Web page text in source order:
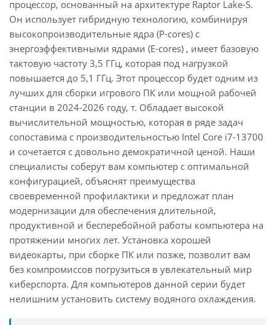
процессор, основанный на архитектуре Raptor Lake-S.
Он использует гибридную технологию, комбинируя
высокопроизводительные ядра (P-cores) с
энергоэффективными ядрами (E-cores) , имеет базовую
тактовую частоту 3,5 ГГц, которая под нагрузкой
повышается до 5,1 ГГц. Этот процессор будет одним из
лучших для сборки игрового ПК или мощной рабочей
станции в 2024-2026 году, т. Обладает высокой
вычислительной мощностью, которая в ряде задач
сопоставима с производительностью Intel Core i7-13700
и сочетается с довольно демократичной ценой. Наши
специалисты соберут вам компьютер с оптимальной
конфигурацией, объяснят преимущества
своевременной профилактики и предложат план
модернизации для обеспечения длительной,
продуктивной и бесперебойной работы компьютера на
протяжении многих лет. Установка хорошей
видеокарты, при сборке ПК или позже, позволит вам
без компромиссов погрузиться в увлекательный мир
киберспорта. Для компьютеров данной серии будет
нелишним установить систему водяного охлаждения.